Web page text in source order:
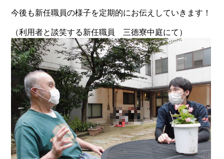
今後も新任職員の様子を定期的にお伝えしていきます！
（利用者と談笑する新任職員 三徳寮中庭にて）